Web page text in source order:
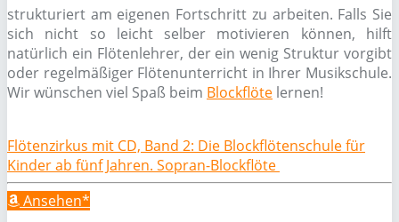
strukturiert am eigenen Fortschritt zu arbeiten. Falls Sie
sich nicht so leicht selber motivieren können, hilft
natürlich ein Flötenlehrer, der ein wenig Struktur vorgibt
oder regelmäßiger Flötenunterricht in Ihrer Musikschule.
Wir wünschen viel Spaß beim Blockflöte lernen!
Flötenzirkus mit CD, Band 2: Die Blockflötenschule für
Kinder ab fünf Jahren. Sopran-Blockflöte
Ansehen*